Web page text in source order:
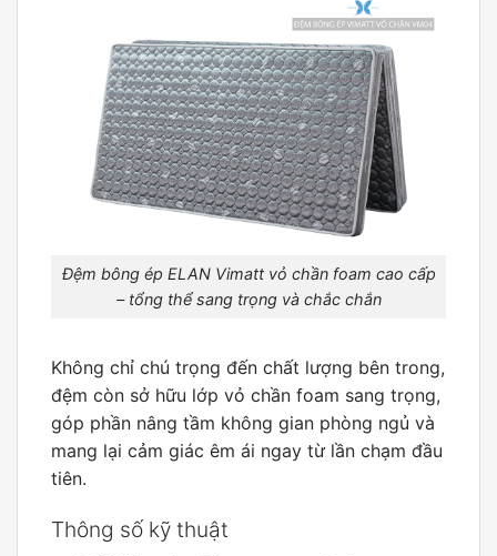
Đệm bông ép ELAN Vimatt vỏ chần foam cao cấp
– tổng thể sang trọng và chắc chắn
Không chỉ chú trọng đến chất lượng bên trong,
đệm còn sở hữu lớp vỏ chần foam sang trọng,
góp phần nâng tầm không gian phòng ngủ và
mang lại cảm giác êm ái ngay từ lần chạm đầu
tiên.
Thông số kỹ thuật